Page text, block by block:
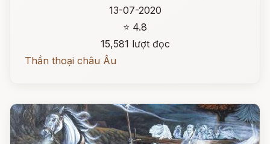
13-07-2020
⭐ 4.8
15,581 lượt đọc
Thần thoại châu Âu